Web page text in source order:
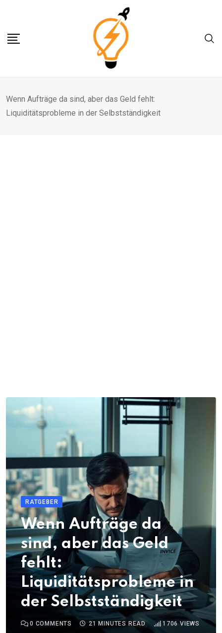
content
Wenn Aufträge da sind, aber das Geld fehlt:
Liquiditätsprobleme in der Selbstständigkeit
RATGEBER
Wenn Aufträge da
sind, aber das Geld
fehlt:
Liquiditätsprobleme in
der Selbstständigkeit
0 COMMENTS 21 MINUTES READ 1706 VIEWS